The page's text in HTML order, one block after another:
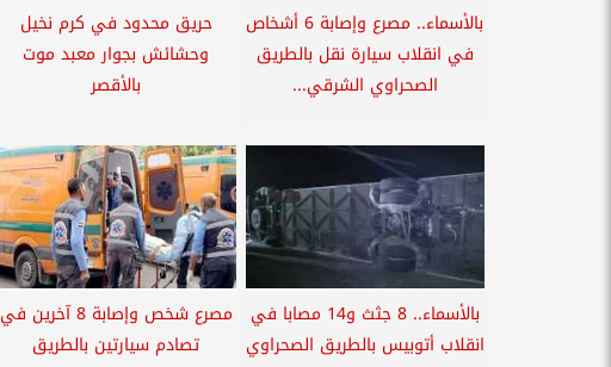
بالأسماء.. مصرع وإصابة 6 أشخاص
في انقلاب سيارة نقل بالطريق
الصحراوي الشرقي...
حريق محدود في كرم نخيل
وحشائش بجوار معبد موت
بالأقصر
بالأسماء.. 8 جثث و14 مصابا في
انقلاب أتوبيس بالطريق الصحراوي
مصرع شخص وإصابة 8 آخرين في
تصادم سيارتين بالطريق